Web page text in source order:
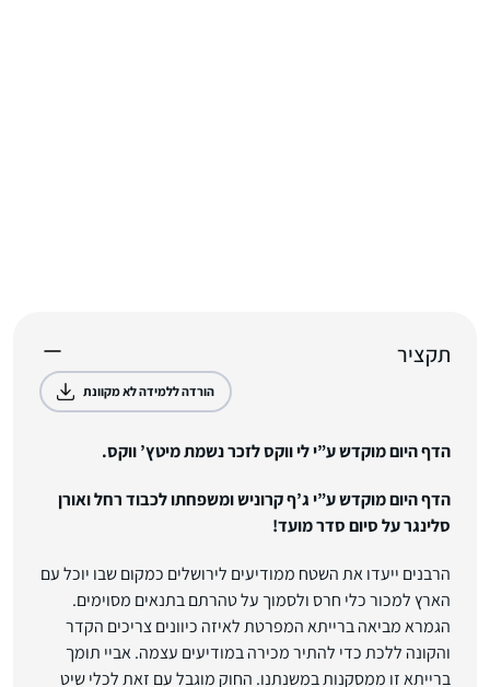
תקציר
הורדה ללמידה לא מקוונת
הדף היום מוקדש ע”י לי ווקס לזכר נשמת מיטץ’ ווקס.
הדף היום מוקדש ע”י ג’ף קרוניש ומשפחתו לכבוד רחל ואורן
סלינגר על סיום סדר מועד!
הרבנים ייעדו את השטח ממודיעים לירושלים כמקום שבו יוכל עם
הארץ למכור כלי חרס ולסמוך על טהרתם בתנאים מסוימים.
הגמרא מביאה ברייתא המפרטת לאיזה כיוונים צריכים הקדר
והקונה ללכת כדי להתיר מכירה במודיעים עצמה. אביי תומך
ברייתא זו ממסקנות במשנתנו. החוק מוגבל עם זאת לכלי שיט